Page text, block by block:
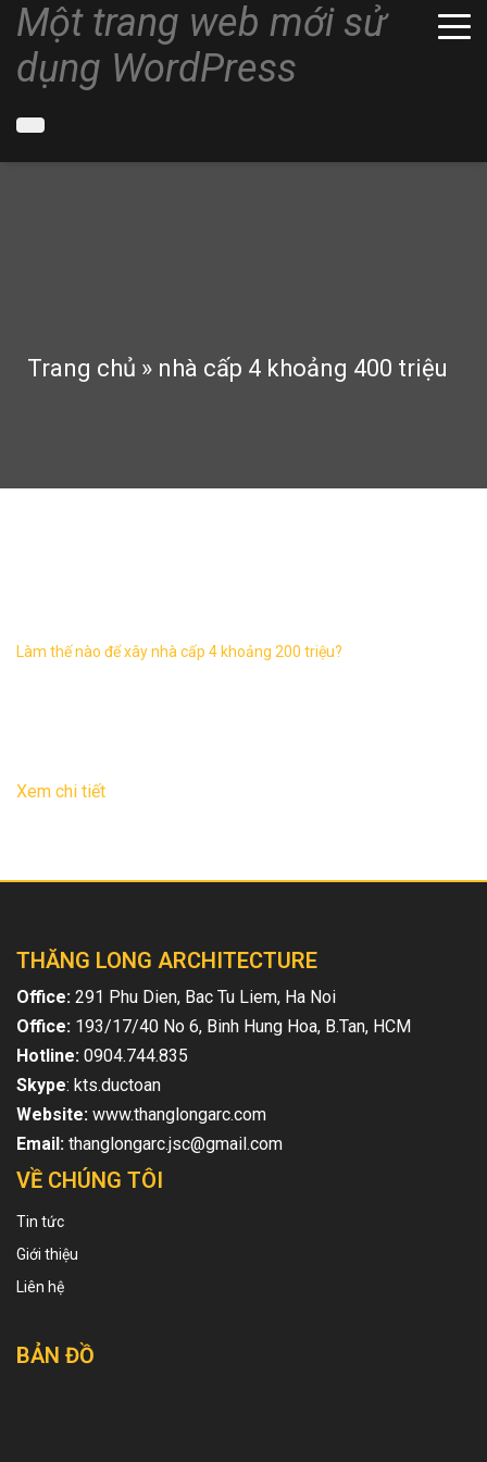
Một trang web mới sử
dụng WordPress
Trang chủ » nhà cấp 4 khoảng 400 triệu
Làm thế nào để xây nhà cấp 4 khoảng 200 triệu?
Xem chi tiết
THĂNG LONG ARCHITECTURE
Office: 291 Phu Dien, Bac Tu Liem, Ha Noi
Office: 193/17/40 No 6, Binh Hung Hoa, B.Tan, HCM
Hotline: 0904.744.835
Skype: kts.ductoan
Website: www.thanglongarc.com
Email: thanglongarc.jsc@gmail.com
VỀ CHÚNG TÔI
Tin tức
Giới thiệu
Liên hệ
BẢN ĐỒ